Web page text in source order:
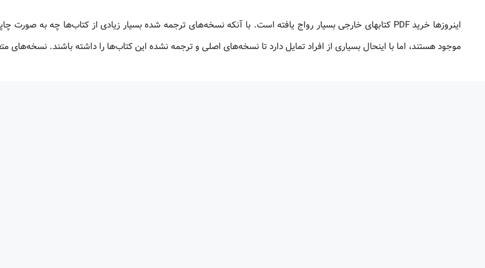
موجود هستند، اما با اینحال بسیاری از افراد تمایل دارد تا نسخه‌های اصلی و ترجمه نشده این کتاب‌ها را داشته باشند. نسخه‌های